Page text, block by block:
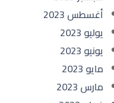
أغسطس 2023
يوليو 2023
يونيو 2023
مايو 2023
مارس 2023